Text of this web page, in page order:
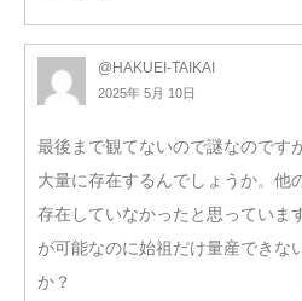
@HAKUEI-TAIKAI
2025年 5月 10日
最後まで観てないので謎なのです
大量に存在するんでしょうか。他
存在していなかったと思っていま
が可能なのに始祖だけ量産できな
か？